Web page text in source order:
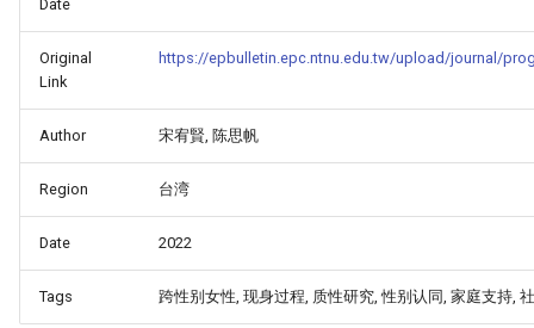
Date
Original
Link
https://epbulletin.epc.ntnu.edu.tw/upload/journal/
Author 宋宥賢, 陈思帆
Region 台湾
Date 2022
Tags 跨性别女性, 现身过程, 质性研究, 性别认同, 家庭支持,